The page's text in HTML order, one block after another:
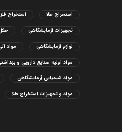
استخراج طلا استخراج
تجهیزات آزمایشگاهی
لوازم آزمایشگاهی مواد
مواد اولیه صنایع دارویی و
مواد شیمیایی آزمایشگاهی
مواد و تجهیزات استخراج طلا